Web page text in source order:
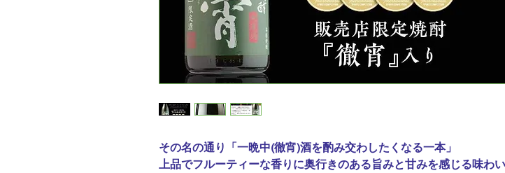
その名の通り「一晩中(徹宵)酒を酌み交わしたくなる一本」
上品でフルーティーな香りに奥行きのある旨みと甘みを感じる味わい